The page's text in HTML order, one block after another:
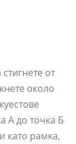
от
около
А до точка Б
като рамка,